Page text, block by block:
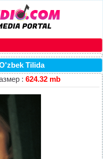
Tilida
: 624.32 mb